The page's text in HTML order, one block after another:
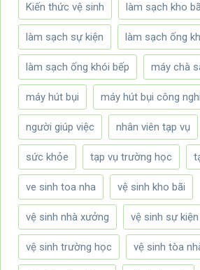
Kiến thức vệ sinh làm sạch kho
làm sạch sự kiện làm sạch ống
làm sạch ống khói bếp máy chà
máy hút bụi máy hút bụi công
người giúp việc nhân viên tạp vụ
sức khỏe tạp vụ trường học
ve sinh toa nha vệ sinh kho bãi
vệ sinh nhà xưởng vệ sinh sự kiện
vệ sinh trường học vệ sinh tòa